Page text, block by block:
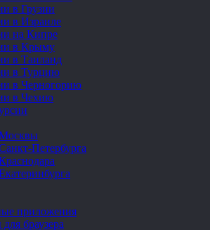
в Грузии
в Израиле
на Кипре
в Крыму
в Таиланд
в Турцию
в Черногорию
в Чехию
Петербурга
приложения
браузера